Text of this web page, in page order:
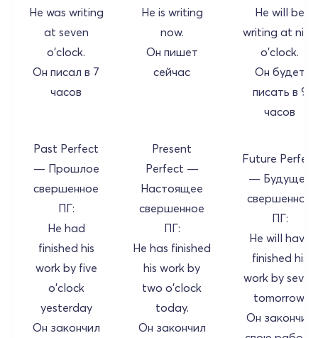
He was writing
at seven
o'clock.
Он писал в 7
часов
He is writing
now.
Он пишет
сейчас
He will be
writing at nine
o'clock.
Он будет
писать в 9
часов
Past Perfect
— Прошлое
свершенное
ПГ:
He had
finished his
work by five
o'clock
yesterday
Он закончил
Present
Perfect —
Настоящее
свершенное
ПГ:
He has finished
his work by
two o'clock
today.
Он закончил
Future Perfect
— Будущее
свершенное
ПГ:
He will have
finished his
work by seven
tomorrow.
Он закончит